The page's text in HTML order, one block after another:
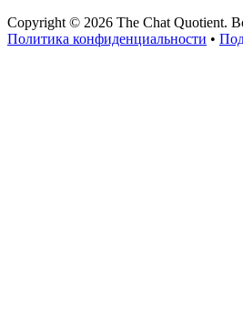
Copyright © 2026 The Chat Quotient.
Политика конфиденциальности •